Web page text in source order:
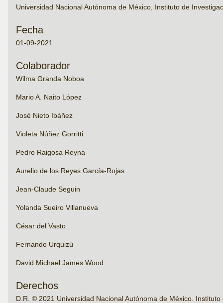
Universidad Nacional Autónoma de México, Instituto de
Fecha
01-09-2021
Colaborador
Wilma Granda Noboa
Mario A. Naito López
José Nieto Ibáñez
Violeta Núñez Gorritti
Pedro Raigosa Reyna
Aurelio de los Reyes García-Rojas
Jean-Claude Seguin
Yolanda Sueiro Villanueva
César del Vasto
Fernando Urquizú
David Michael James Wood
Derechos
D.R. © 2021 Universidad Nacional Autónoma de México.